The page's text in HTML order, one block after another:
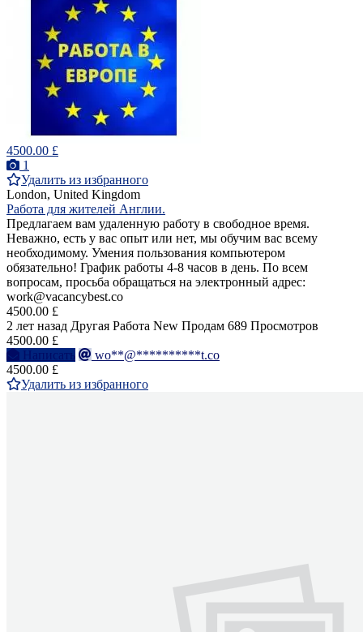
4500.00 £
1
Удалить из избранного
London, United Kingdom
Работа для жителей Англии.
Предлагаем вам удаленную работу в свободное время.
Неважно, есть у вас опыт или нет, мы обучим вас всему
необходимому. Умения пользования компьютером
обязательно! График работы 4-8 часов в день. По всем
вопросам, просьба обращаться на электронный адрес:
work@vacancybest.co
4500.00 £
2 лет назад Другая Работа New Продам 689 Просмотров
4500.00 £
Написать
wo**@**********t.co
4500.00 £
Удалить из избранного